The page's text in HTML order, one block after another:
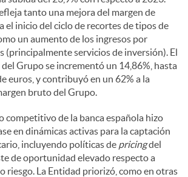
tanto una mejora del margen de
el inicio del ciclo de recortes de tipos de
un aumento de los ingresos por
(principalmente servicios de inversión). El
Grupo se incrementó un 14,86%, hasta
euros, y contribuyó en un 62% a la
bruto del Grupo.
competitivo de la banca española hizo
en dinámicas activas para la captación
incluyendo políticas de pricingdel
de oportunidad elevado respecto a
riesgo. La Entidad priorizó, como en otras